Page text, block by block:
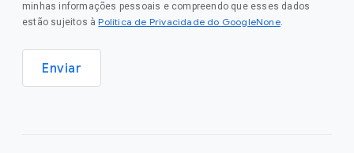
minhas informações pessoais e compreendo que esses dados
estão sujeitos à Política de Privacidade do GoogleNone.
Enviar